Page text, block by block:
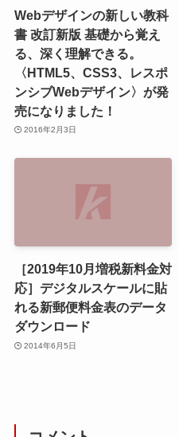
Webデザインの新しい教科
書 改訂新版 基礎から覚え
る、深く理解できる。
〈HTML5、CSS3、レスポ
ンシブWebデザイン〉が発
売になりました！
2016年2月3日
［2019年10月増税新料金対
応］デジタルスケールに貼
れる新郵便料金表のデータ
ダウンロード
2014年6月5日